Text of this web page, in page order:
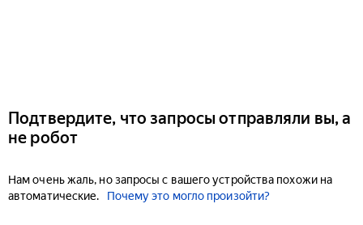
Подтвердите, что запросы отправляли вы, а
не робот
Нам очень жаль, но запросы с вашего устройства похожи на
автоматические.
Почему это могло произойти?